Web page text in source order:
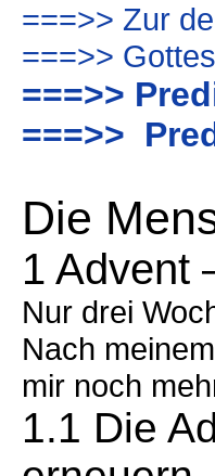
===>> Zur
===>>
===>>
===>>
Die
1 Advent
Nur drei
Nach
mir noch
1.1 Die